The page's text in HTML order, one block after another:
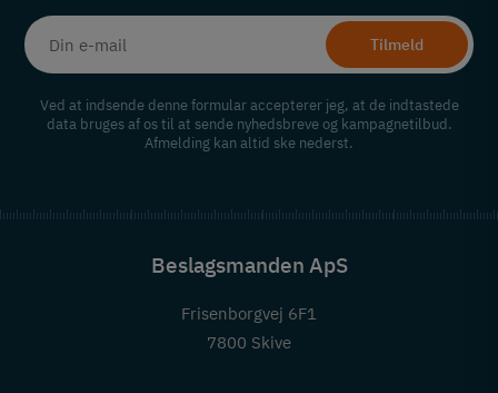
Tilmeld
Ved at indsende denne formular accepterer jeg, at de indtastede
data bruges af os til at sende nyhedsbreve og kampagnetilbud.
Afmelding kan altid ske nederst.
Beslagsmanden ApS
Frisenborgvej 6F1
7800 Skive